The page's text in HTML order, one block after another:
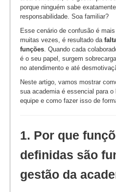
porque ninguém sabe
responsabilidade. Soa familiar?
Esse cenário de confusão é
muitas vezes, é resultado da
funções . Quando cada
é o seu papel, surgem
no atendimento e até
Neste artigo, vamos mostrar
sua academia é essencial para
equipe e como fazer isso de
1. Por que
definidas são
gestão da